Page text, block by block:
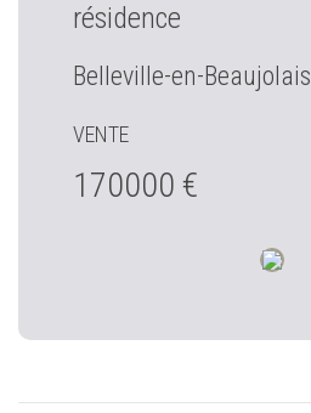
résidence
Belleville-en-Beaujolais
VENTE
170000 €